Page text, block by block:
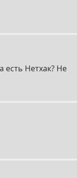
есть Нетхак? Не